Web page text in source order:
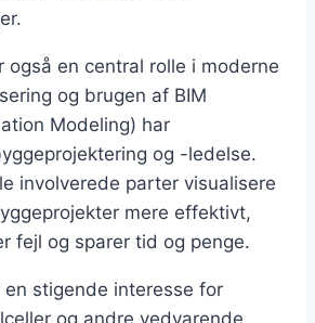
også en central rolle i moderne
og brugen af BIM
Modeling) har
og -ledelse.
involverede parter visualisere
mere effektivt,
fejl og sparer tid og penge.
en stigende interesse for